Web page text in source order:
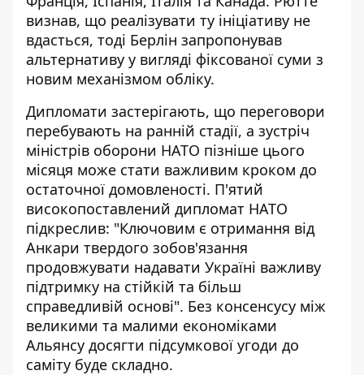
визнав, що реалізувати ту ініціативу не
вдасться, тоді Берлін запропонував
альтернативу у вигляді фіксованої суми з
новим механізмом обліку.
Дипломати застерігають, що переговори
перебувають на ранній стадії, а зустріч
міністрів оборони НАТО пізніше цього
місяця може стати важливим кроком до
остаточної домовленості. П'ятий
високопоставлений дипломат НАТО
підкреслив: "Ключовим є отримання від
Анкари твердого зобов'язання
продовжувати надавати Україні важливу
підтримку на стійкій та більш
справедливій основі". Без консенсусу між
великими та малими економіками
Альянсу досягти підсумкової угоди до
саміту буде складно.